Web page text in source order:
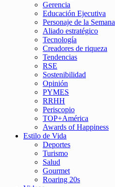
Gerencia
Educación Ejecutiva
Personaje de la Semana
Aliado estratégico
Tecnología
Creadores de riqueza
Tendencias
RSE
Sostenibilidad
Opinión
PYMES
RRHH
Periscopio
TOP+América
Awards of Happiness
Estilo de Vida
Deportes
Turismo
Salud
Gourmet
Roaring 20s